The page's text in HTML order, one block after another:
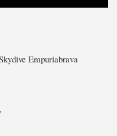
Empuriabrava